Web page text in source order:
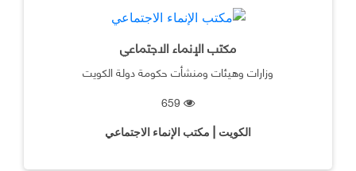
مكتب الإنماء الاجتماعي
وزارات وهيئات ومنشأت حكومة دولة الكويت
الكويت | مكتب الإنماء الاجتماعي